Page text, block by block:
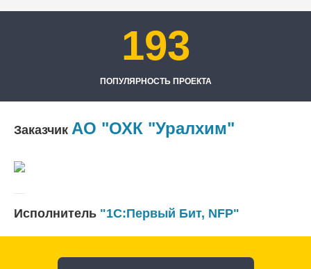
193
ПОПУЛЯРНОСТЬ ПРОЕКТА
Заказчик АО "ОХК "Уралхим"
Исполнитель "1С:Первый Бит, NFP"